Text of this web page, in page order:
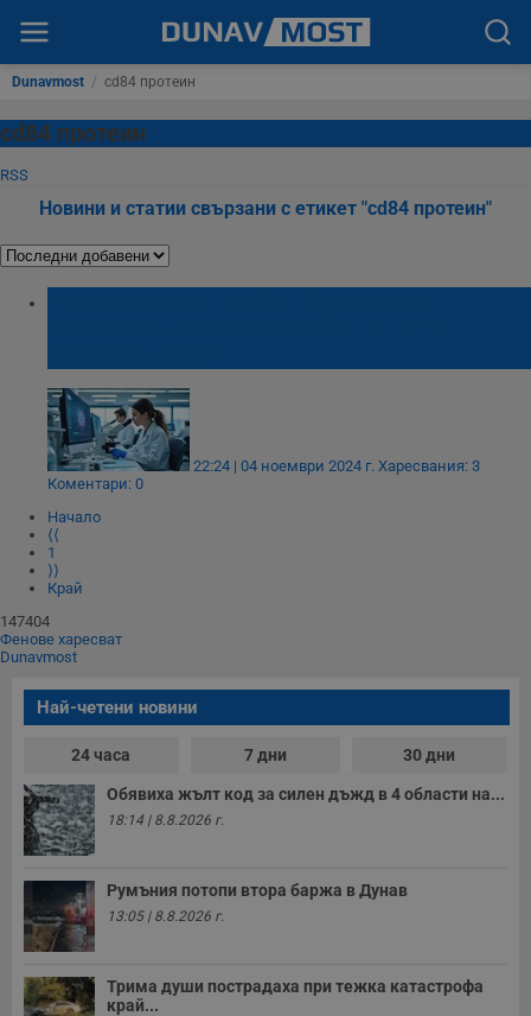
Dunavmost / cd84 протеин
cd84 протеин
RSS
Новини и статии свързани с етикет "cd84 протеин"
22:24 | 04 ноември 2024 г. Харесвания: 3
Коментари: 0
Начало
⟨⟨
1
⟩⟩
Край
147404
Фенове харесват
Dunavmost
Най-четени новини
24 часа 7 дни 30 дни
Обявиха жълт код за силен дъжд в 4 области на...
18:14 | 8.8.2026 г.
Румъния потопи втора баржа в Дунав
13:05 | 8.8.2026 г.
Трима души пострадаха при тежка катастрофа
край...